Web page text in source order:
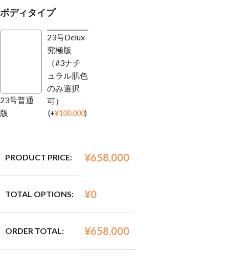
ボディタイプ
23号普通
版
23号Delux-
究極版
（#3ナチ
ュラル肌色
のみ選択
可）
(+¥100,000)
PRODUCT PRICE: ¥658,000
TOTAL OPTIONS: ¥0
ORDER TOTAL: ¥658,000